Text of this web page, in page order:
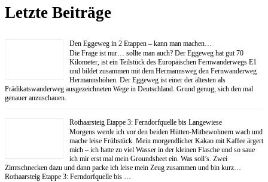
Letzte Beiträge
Den Eggeweg in 2 Etappen – kann man machen…
Die Frage ist nur… sollte man auch? Der Eggeweg hat gut 70
Kilometer, ist ein Teilstück des Europäischen Fernwanderwegs E1
und bildet zusammen mit dem Hermannsweg den Fernwanderweg
Hermannshöhen. Der Eggeweg ist einer der ältesten als
Prädikatswanderweg ausgezeichneten Wege in Deutschland. Grund genug, sich den mal
genauer anzuschauen.
Rothaarsteig Etappe 3: Ferndorfquelle bis Langewiese
Morgens werde ich vor den beiden Hütten-Mitbewohnern wach und
mache leise Frühstück. Mein morgendlicher Kakao mit Kaffee ärgert
mich – ich hatte zu viel Wasser in der kleinen Flasche und so saue
ich mir erst mal mein Groundsheet ein. Was soll’s. Zwei
Zimtschnecken dazu und dann packe ich leise mein Zeug zusammen und bin kurz…
Rothaarsteig Etappe 3: Ferndorfquelle bis …